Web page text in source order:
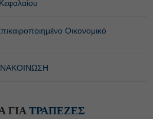
Οικονομικό
ΓΙΑ ΤΡΑΠΕΖΕΣ